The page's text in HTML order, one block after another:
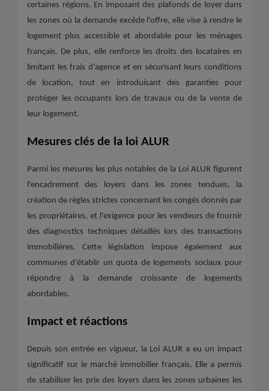
certaines régions. En imposant des plafonds de loyer dans
les zones où la demande excède l'offre, elle vise à rendre le
logement plus accessible et abordable pour les ménages
français. De plus, elle renforce les droits des locataires en
limitant les frais d'agence et en sécurisant leurs conditions
de location, tout en introduisant des garanties pour
protéger les occupants lors de travaux ou de la vente de
leur logement.
Mesures clés de la loi ALUR
Parmi les mesures les plus notables de la Loi ALUR figurent
l'encadrement des loyers dans les zones tendues, la
création de règles strictes concernant les congés donnés par
les propriétaires, et l'exigence pour les vendeurs de fournir
des diagnostics techniques détaillés lors des transactions
immobilières. Cette législation impose également aux
communes d'établir un quota de logements sociaux pour
répondre à la demande croissante de logements
abordables.
Impact et réactions
Depuis son entrée en vigueur, la Loi ALUR a eu un impact
significatif sur le marché immobilier français. Elle a permis
de stabiliser les prix des loyers dans les zones urbaines les